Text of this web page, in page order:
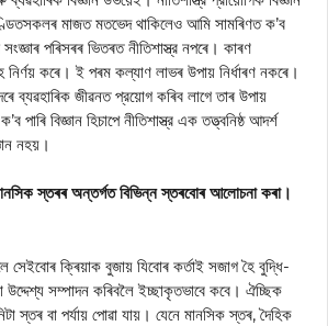
মাজত মতভেদ থাকিলেও আমি সামৰিণত ক’ব
সংজ্ঞাৰ পৰিসৰৰ ভিতৰত নীতিশাস্ত্র নপৰে। কাৰণ
নির্ণয় কৰে। ই পৰম কল্যাণ লাভৰ উপায় নির্ধাৰণ নকৰে।
ব্যৱহাৰিক জীৱনত প্রয়োগ কৰিব লাগে তাৰ উপায়
পাৰি বিজ্ঞান হিচাপে নীতিশাস্ত্র এক তত্ত্বনিষ্ঠ আদর্শ
নহয়।
স্তৰৰ অন্তৰ্গত বিভিন্ন স্তৰবোৰ আলোচনা কৰা।
সেইবোৰ ক্ৰিয়াক বুজায় যিবোৰ কৰ্তাই সজাগ হৈ বুদ্ধি-
সম্পাদন কৰিবলৈ ইচ্ছাকৃতভাবে কবে। ঐচ্ছিক
স্তৰ বা পর্যায় পোৱা যায়। যেনে মানসিক স্তৰ, দৈহিক